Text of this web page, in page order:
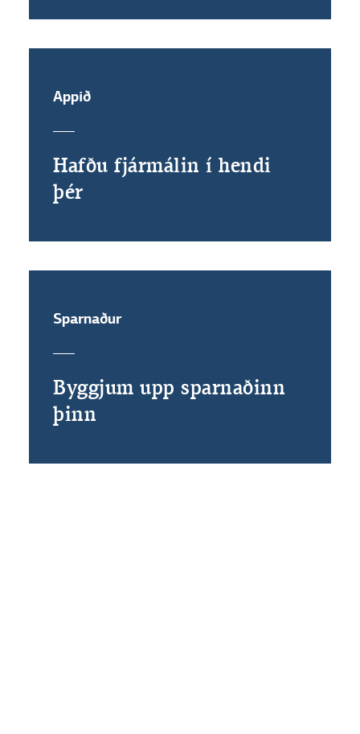
Appið
Hafðu fjármálin í hendi
þér
Sparnaður
Byggjum upp sparnaðinn
þinn